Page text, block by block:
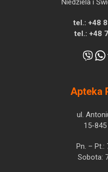
Niedziela i
tel.: +48
tel.: +48
Apteka
ul.
15-845
Pn. – Pt.:
Sobota: